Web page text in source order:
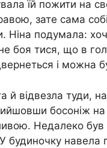
їй пожити на
зате сама
Ніна подумала:
боя тися, що в
і можна
й відвезла туди,
босоніж на
Недалеко був
будиночку навела